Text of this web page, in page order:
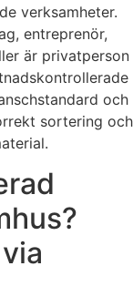
verksamheter.
entreprenör,
är privatperson
och
sortering och